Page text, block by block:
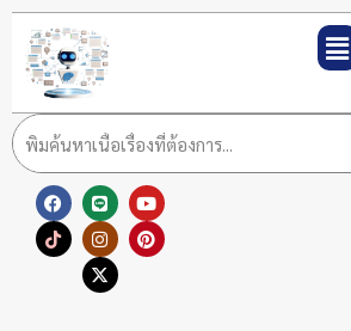
Skip
to
content
F
a
c
e
L
i
n
e
Y
o
u
t
T
i
k
t
I
n
s
t
a
g
P
i
n
t
X
-
t
w
i
t